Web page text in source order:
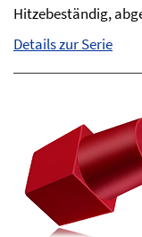
Hitzebeständig,
Details zur Serie